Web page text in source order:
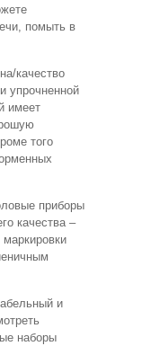
помыть в
качество
упрочненной
имеет
того
приборы
качества –
и
наборы